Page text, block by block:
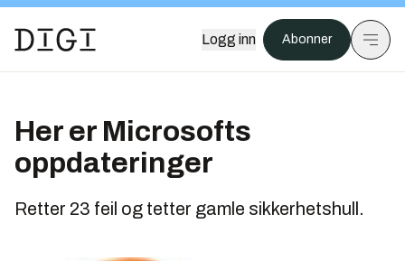
Logg inn Abonner
Her er Microsofts
oppdateringer
Retter 23 feil og tetter gamle sikkerhetshull.